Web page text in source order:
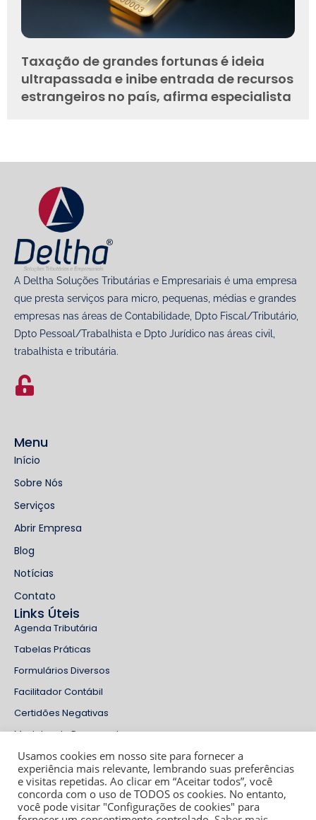
Taxação de grandes fortunas é ideia
ultrapassada e inibe entrada de recursos
estrangeiros no país, afirma especialista
A Deltha Soluções Tributárias e Empresariais é uma empresa
que presta serviços para micro, pequenas, médias e grandes
empresas nas áreas de Contabilidade, Dpto Fiscal/Tributário,
Dpto Pessoal/Trabalhista e Dpto Jurídico nas áreas civil,
trabalhista e tributária.
Menu
Início
Sobre Nós
Serviços
Abrir Empresa
Blog
Notícias
Contato
Links Úteis
Agenda Tributária
Tabelas Práticas
Formulários Diversos
Facilitador Contábil
Certidões Negativas
Modelos de Documentos
Políticas de Privacidade
Termos de Uso
Redes Sociais
Usamos cookies em nosso site para fornecer a
experiência mais relevante, lembrando suas preferências
e visitas repetidas. Ao clicar em “Aceitar todos”, você
concorda com o uso de TODOS os cookies. No entanto,
você pode visitar "Configurações de cookies" para